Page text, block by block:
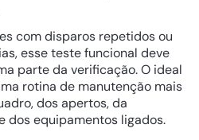
com disparos repetidos ou
esse teste funcional deve
parte da verificação. O ideal
rotina de manutenção mais
dos apertos, da
dos equipamentos ligados.